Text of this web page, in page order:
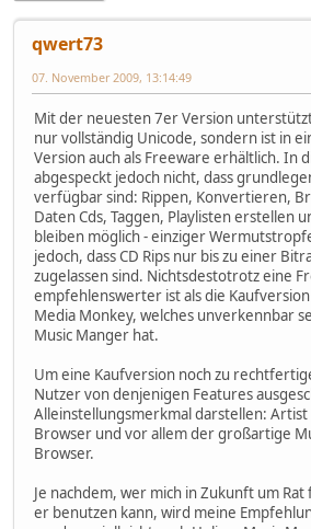
qwert73
07. November 2009, 13:14:49
Mit der neuesten 7er Version
nur vollständig Unicode, sondern ist in
Version auch als Freeware erhältlich. In
abgespeckt jedoch nicht, dass
verfügbar sind: Rippen, Konvertieren,
Daten Cds, Taggen, Playlisten erstellen
bleiben möglich - einziger
jedoch, dass CD Rips nur bis zu einer
zugelassen sind. Nichtsdestotrotz eine
empfehlenswerter ist als die
Media Monkey, welches unverkennbar
Music Manger hat.
Um eine Kaufversion noch zu
Nutzer von denjenigen Features
Alleinstellungsmerkmal darstellen:
Browser und vor allem der großartige
Browser.
Je nachdem, wer mich in Zukunft um
er benutzen kann, wird meine